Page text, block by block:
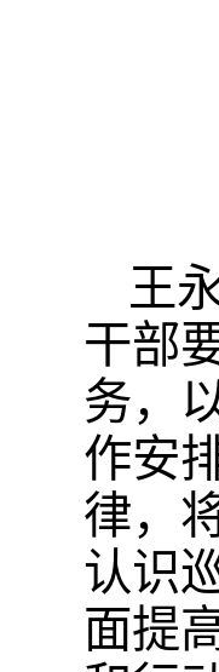
王
干部
务，
作安
律，
认识
面提